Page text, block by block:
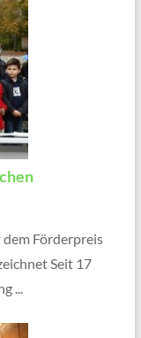
Förderpreis
Seit 17
...